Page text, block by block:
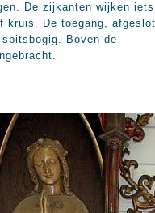
De zijkanten wijken iets
kruis. De toegang,
Boven de